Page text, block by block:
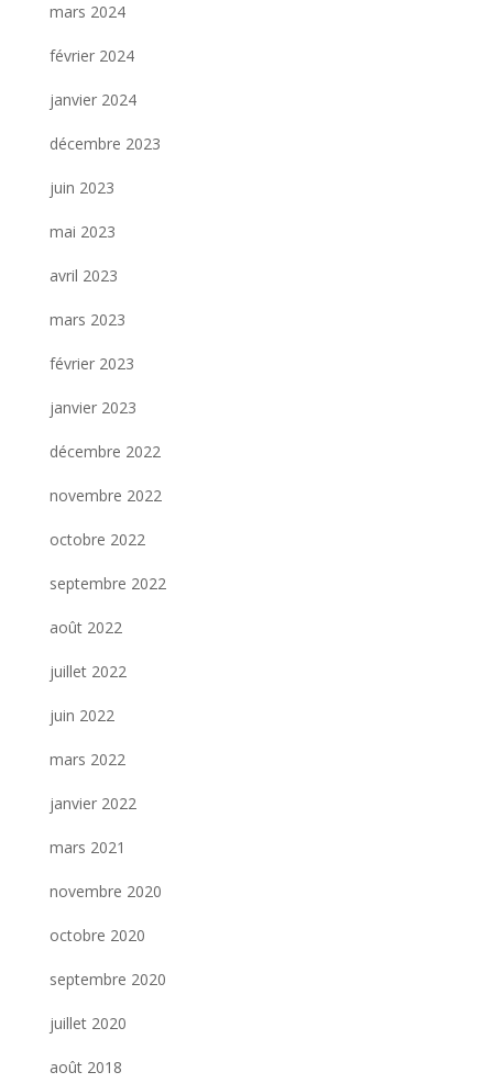
mars 2024
février 2024
janvier 2024
décembre 2023
juin 2023
mai 2023
avril 2023
mars 2023
février 2023
janvier 2023
décembre 2022
novembre 2022
octobre 2022
septembre 2022
août 2022
juillet 2022
juin 2022
mars 2022
janvier 2022
mars 2021
novembre 2020
octobre 2020
septembre 2020
juillet 2020
août 2018